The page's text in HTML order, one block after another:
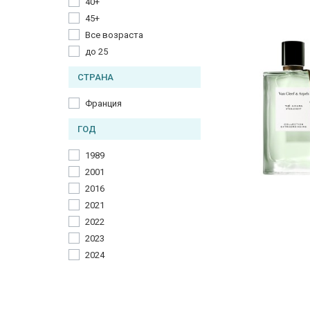
Черный перец
45+
Все возраста
до 25
СТРАНА
Франция
ГОД
1989
2001
2016
2021
2022
2023
2024